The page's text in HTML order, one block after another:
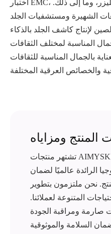
اختبار EMC، والبصريات الطبية ومختبرات الليزر، وما إلى ذلك.
الشهيرة ومستشفيات الجلد
لإنتاج كاشف الجلد بالذكاء
المناسبة لمختلف الثقافات
بالجمال المناسبة للثقافات
المنتج ومزاياه
تشتهر منتجات AIMYSKIN بجودتها العالية وأدائها،
الرائدة عالميًا لضمان
نحن ملتزمون بتطوير
المتنوعة لعملائنا.
صارمة ومراقبة الجودة